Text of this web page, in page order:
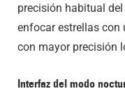
precisión habitual
enfocar estrellas con
con mayor precisión
Interfaz del modo